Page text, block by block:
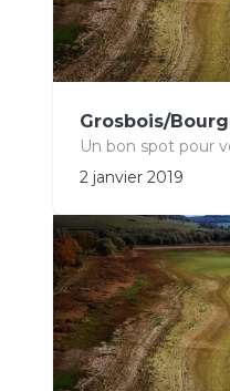
Grosbois/
Un bon spot pour
2 janvier 2019